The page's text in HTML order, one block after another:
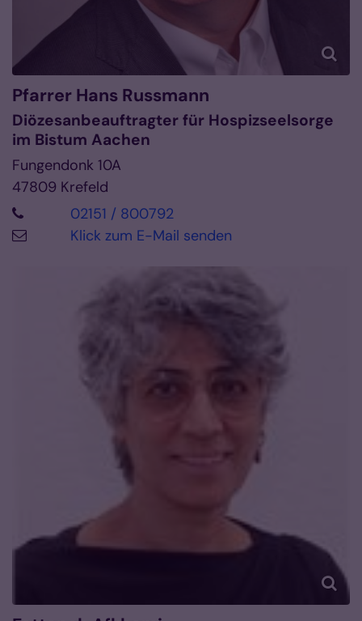
Pfarrer Hans Russmann
Diözesanbeauftragter für Hospizseelsorge
im Bistum Aachen
Fungendonk 10A
47809 Krefeld
02151 / 800792
Klick zum E-Mail senden